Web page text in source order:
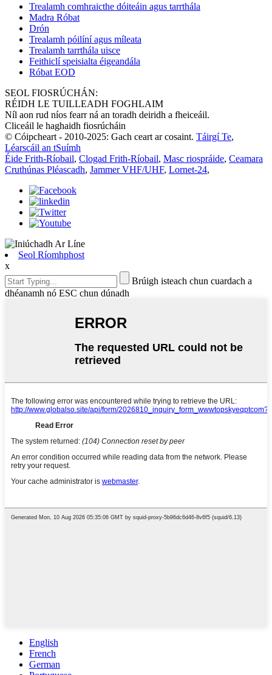
Trealamh comhraicthe dóiteáin agus tarrthála
Madra Róbat
Drón
Trealamh póilíní agus míleata
Trealamh tarrthála uisce
Feithiclí speisialta éigeandála
Róbat EOD
SEOL FIOSRÚCHÁN:
RÉIDH LE TUILLEADH FOGHLAIM
Níl aon rud níos fearr ná an toradh deiridh a fheiceáil.
Cliceáil le haghaidh fiosrúcháin
© Cóipcheart - 2010-2025: Gach ceart ar cosaint. Táirgí Te,
Léarscáil an tSuímh
Éide Frith-Ríobail, Clogad Frith-Ríobail, Masc riospráide, Ceamara
Cruthúnas Pléascadh, Jammer VHF/UHF, Lornet-24,
Seol Ríomhphost
x
Brúigh isteach chun cuardach a
dhéanamh nó ESC chun dúnadh
English
French
German